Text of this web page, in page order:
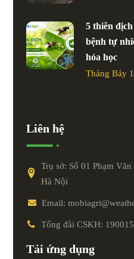
5 thiên
bệnh tự
hóa học
Tháng Bảy
Liên hệ
Trụ sở: Số 01 Phạm
Hà Nội
Email:
Tổng đài CSKH:
Tải ứng dụng